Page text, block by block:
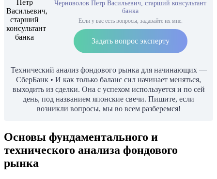
Черноволов Петр Васильевич, старший консультант
банка
Если у вас есть вопросы, задавайте их мне.
Задать вопрос эксперту
Технический анализ фондового рынка для начинающих —
СберБанк • И как только баланс сил начинает меняться,
выходить из сделки. Она с успехом используется и по сей
день, под названием японские свечи. Пишите, если
возникли вопросы, мы во всем разберемся!
Основы фундаментального и
технического анализа фондового
рынка